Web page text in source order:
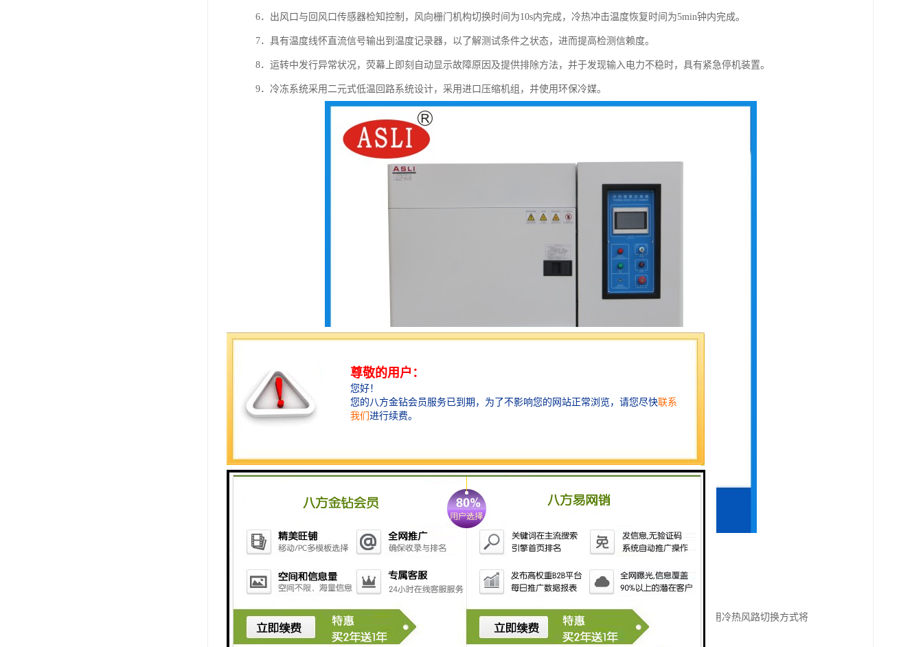
6．出风口与回风口传感器检知控制，风向栅门机构切换时间为10s内完成，冷热冲击温度恢复时间为5min钟内完成。
7．具有温度线怀直流信号输出到温度记录器，以了解测试条件之状态，进而提高检测信赖度。
8．运转中发行异常状况，荧幕上即刻自动显示故障原因及提供排除方法，并于发现输入电力不稳时，具有紧急停机装置。
9．冷冻系统采用二元式低温回路系统设计，采用进口压缩机组，并使用环保冷媒。
冷热冲击试验箱产品特性:
1．产品外形美观、结构合理、工艺、选材考究。
2．设备分为高温室、低温室、测试室三部分，采特之断热结构及蓄热蓄冷效果，试验时待测物完全静止，应用冷热风路切换方式将
冷、热温度导入测试区实现冷热冲击测试目的。